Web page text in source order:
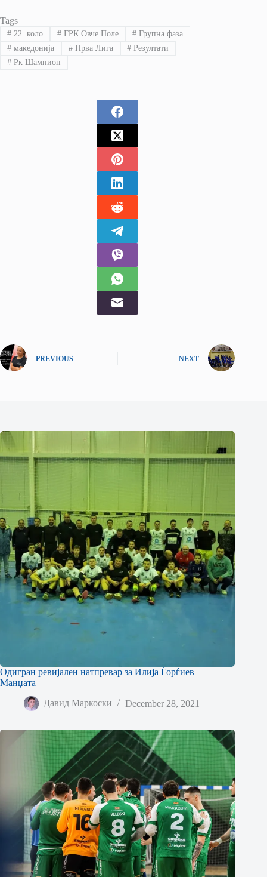
Tags
#22. коло #ГРК Овче Поле # Групна фаза
#македонија #Прва Лига # Резултати
#Рк Шампион
PREVIOUS NEXT
Одигран ревијален натпревар за Илија Ѓорѓиев –
Манџата
Давид Маркоски December 28, 2021